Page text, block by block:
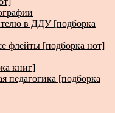
в ДДУ [подборка
флейты [подборка нот]
книг]
педагогика [подборка